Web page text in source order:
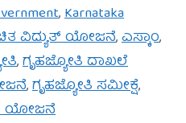
,Karnataka
ವಿದ್ಯುತ್ ಯೋಜನೆ,ಎಸ್ಕಾಂ,
,ಗೃಹಜ್ಯೋತಿ ದಾಖಲೆ
,ಗೃಹಜ್ಯೋತಿ ಸಮೀಕ್ಷೆ,
ಯೋಜನೆ